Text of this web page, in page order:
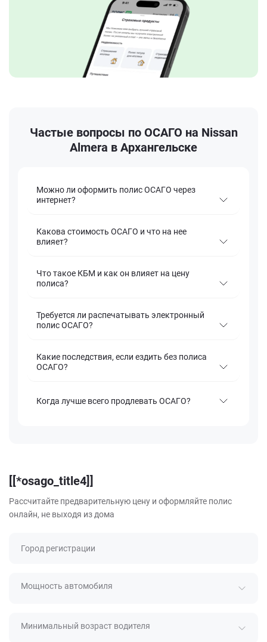
Частые вопросы по ОСАГО на Nissan
Almera в Архангельске
Можно ли оформить полис ОСАГО через
интернет?
Какова стоимость ОСАГО и что на нее
влияет?
Что такое КБМ и как он влияет на цену
полиса?
Требуется ли распечатывать электронный
полис ОСАГО?
Какие последствия, если ездить без полиса
ОСАГО?
Когда лучше всего продлевать ОСАГО?
[[*osago_title4]]
Рассчитайте предварительную цену и оформляйте полис
онлайн, не выходя из дома
Город регистрации
Мощность автомобиля
Минимальный возраст водителя